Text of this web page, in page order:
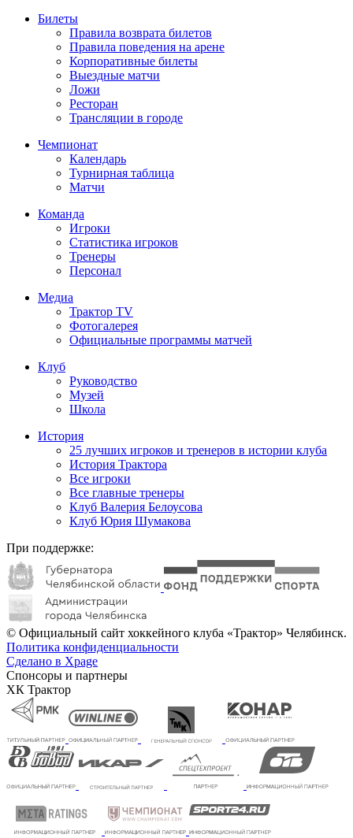
Билеты
Правила возврата билетов
Правила поведения на арене
Корпоративные билеты
Выездные матчи
Ложи
Ресторан
Трансляции в городе
Чемпионат
Календарь
Турнирная таблица
Матчи
Команда
Игроки
Статистика игроков
Тренеры
Персонал
Медиа
Трактор TV
Фотогалерея
Официальные программы матчей
Клуб
Руководство
Музей
Школа
История
25 лучших игроков и тренеров в истории клуба
История Трактора
Все игроки
Все главные тренеры
Клуб Валерия Белоусова
Клуб Юрия Шумакова
При поддержке:
© Официальный сайт хоккейного клуба «Трактор» Челябинск.
Политика конфиденциальности
Сделано в Xpage
Спонсоры и партнеры
ХК Трактор